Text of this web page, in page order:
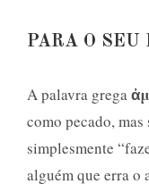
PARA O SEU
A palavra grega
como pecado,
simplesmente
alguém que erra o